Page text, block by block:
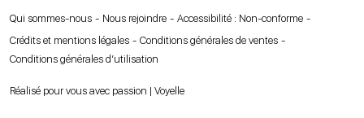
Qui sommes-nous Nous rejoindre
Accessibilité : Non-conforme
Crédits et mentions légales
Conditions générales de ventes
Conditions générales d’utilisation
Réalisé pour vous avec passion | Voyelle